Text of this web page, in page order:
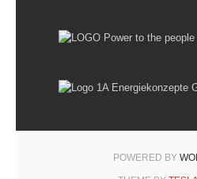
POWERED BY